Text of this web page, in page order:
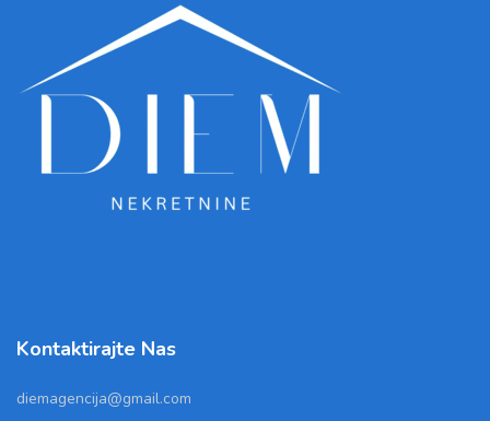
Kontaktirajte Nas
diemagencija@gmail.com